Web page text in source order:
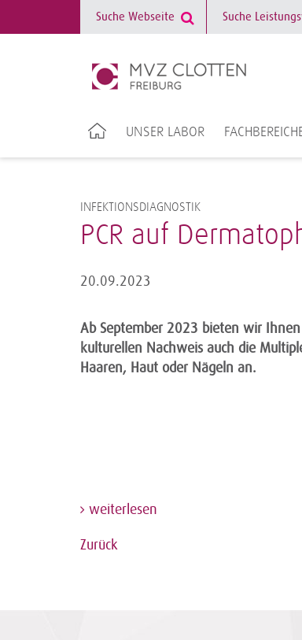
UNSER LABOR
INFEKTIONSDIAGNOSTIK
PCR auf
20.09.2023
Ab September 2023 bieten wir
kulturellen Nachweis auch die
Haaren, Haut oder Nägeln an.
weiterlesen
Zurück